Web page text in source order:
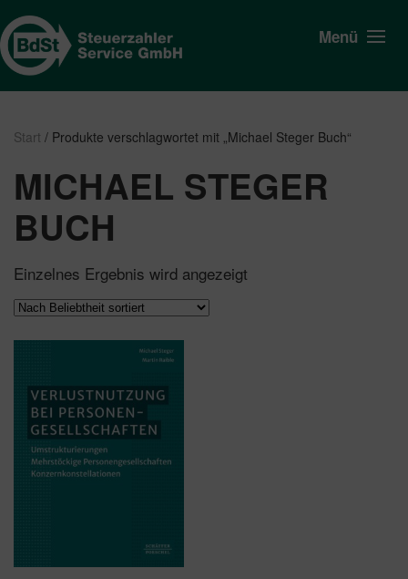
Menü
Start / Produkte verschlagwortet mit „Michael Steger Buch“
MICHAEL STEGER
BUCH
Einzelnes Ergebnis wird angezeigt